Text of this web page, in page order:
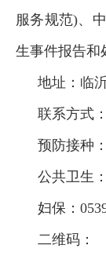
服务规范)、
生事件报告和
地址：临
联系方式
预防接种
公共卫生
妇保：
二维码：